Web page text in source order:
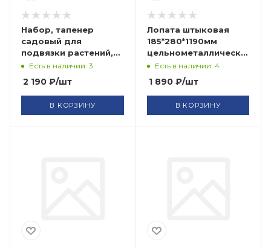
Набор, тапенер
садовый для
подвязки растений,
скобы 10000 шт., 6
Есть в наличии: 3
2 190 ₽/шт
В КОРЗИНУ
Лопата штыковая
185*280*1190мм
цельнометаллическая
СИБРТЕХ
Есть в наличии: 4
1 890₽/шт
В КОРЗИНУ